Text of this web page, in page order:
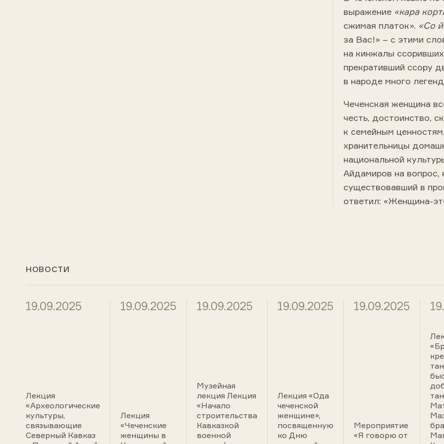
выражение «кара
сжимая платок». «Со
за Вас!» – с этими
на кинжалы
прекративший ссору
в народе много
Чеченская женщина
честь, достоинство,
к семейным
хранительницы
национальной
Айдамиров на
существовавший в
ответил: «Женщина-
НОВОСТИ
19.09.2025
Лекция
«Археологические
культуры,
связывающие
Северный Кавказ
19.09.2025
Лекция
«Чеченские
женщины в
19.09.2025
Музейная
лекция Лекция
«Начало
строительства
Кавказкой
военной
19.09.2025
Лекция «Ода
чеченской
женщине»,
посвященную
ко Дню
19.09.2025
Мероприятие
«Я говорю от